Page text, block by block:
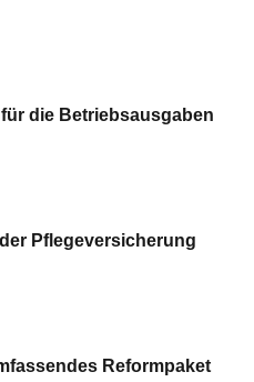
die Betriebsausgaben
Pflegeversicherung
Reformpaket